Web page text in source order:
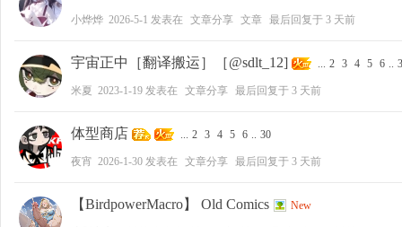
小烨烨 2026-5-1 发表在 文章分享 文章 最后回复于 3 天前
宇宙正中［翻译搬运］［@sdlt_12] ... 2 3 4 5 6 ..
米夏 2023-1-19 发表在 文章分享 最后回复于 3 天前
体型商店 ... 2 3 4 5 6 .. 30
夜宵 2026-1-30 发表在 文章分享 最后回复于 3 天前
【BirdpowerMacro】 Old Comics New